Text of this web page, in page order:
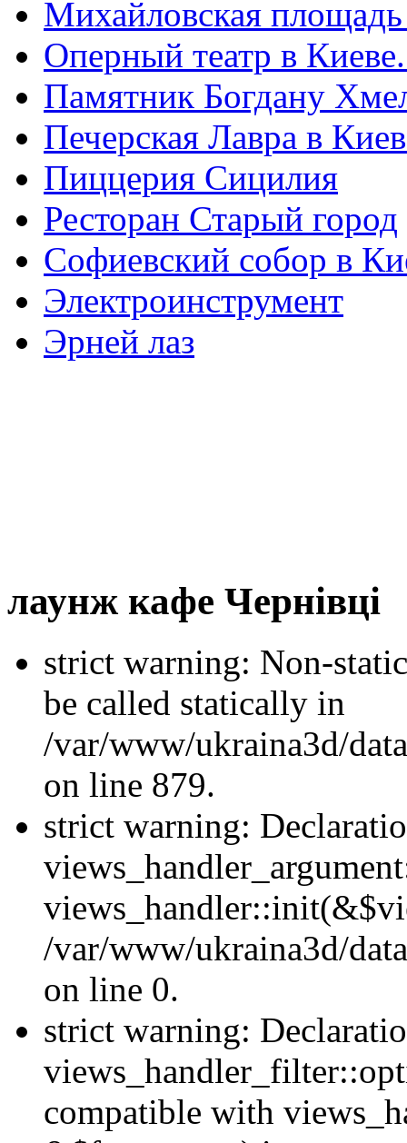
Михайловская
Оперный театр в
Памятник Богдану
Печерская Лавра в
Пиццерия Сицилия
Ресторан Старый город
Софиевский собор в
Электроинструмент
Эрней лаз
лаунж кафе Чернівці
strict warning: Non-
be called statically in
/var/www/ukraina3d/
on line 879.
strict warning:
/var/www/ukraina3d/
on line 0.
strict warning:
compatible with